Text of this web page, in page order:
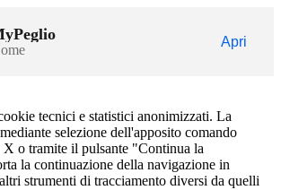
Apri
tecnici e statistici anonimizzati. La
selezione dell'apposito comando
o tramite il pulsante "Continua la
la continuazione della navigazione in
strumenti di tracciamento diversi da quelli